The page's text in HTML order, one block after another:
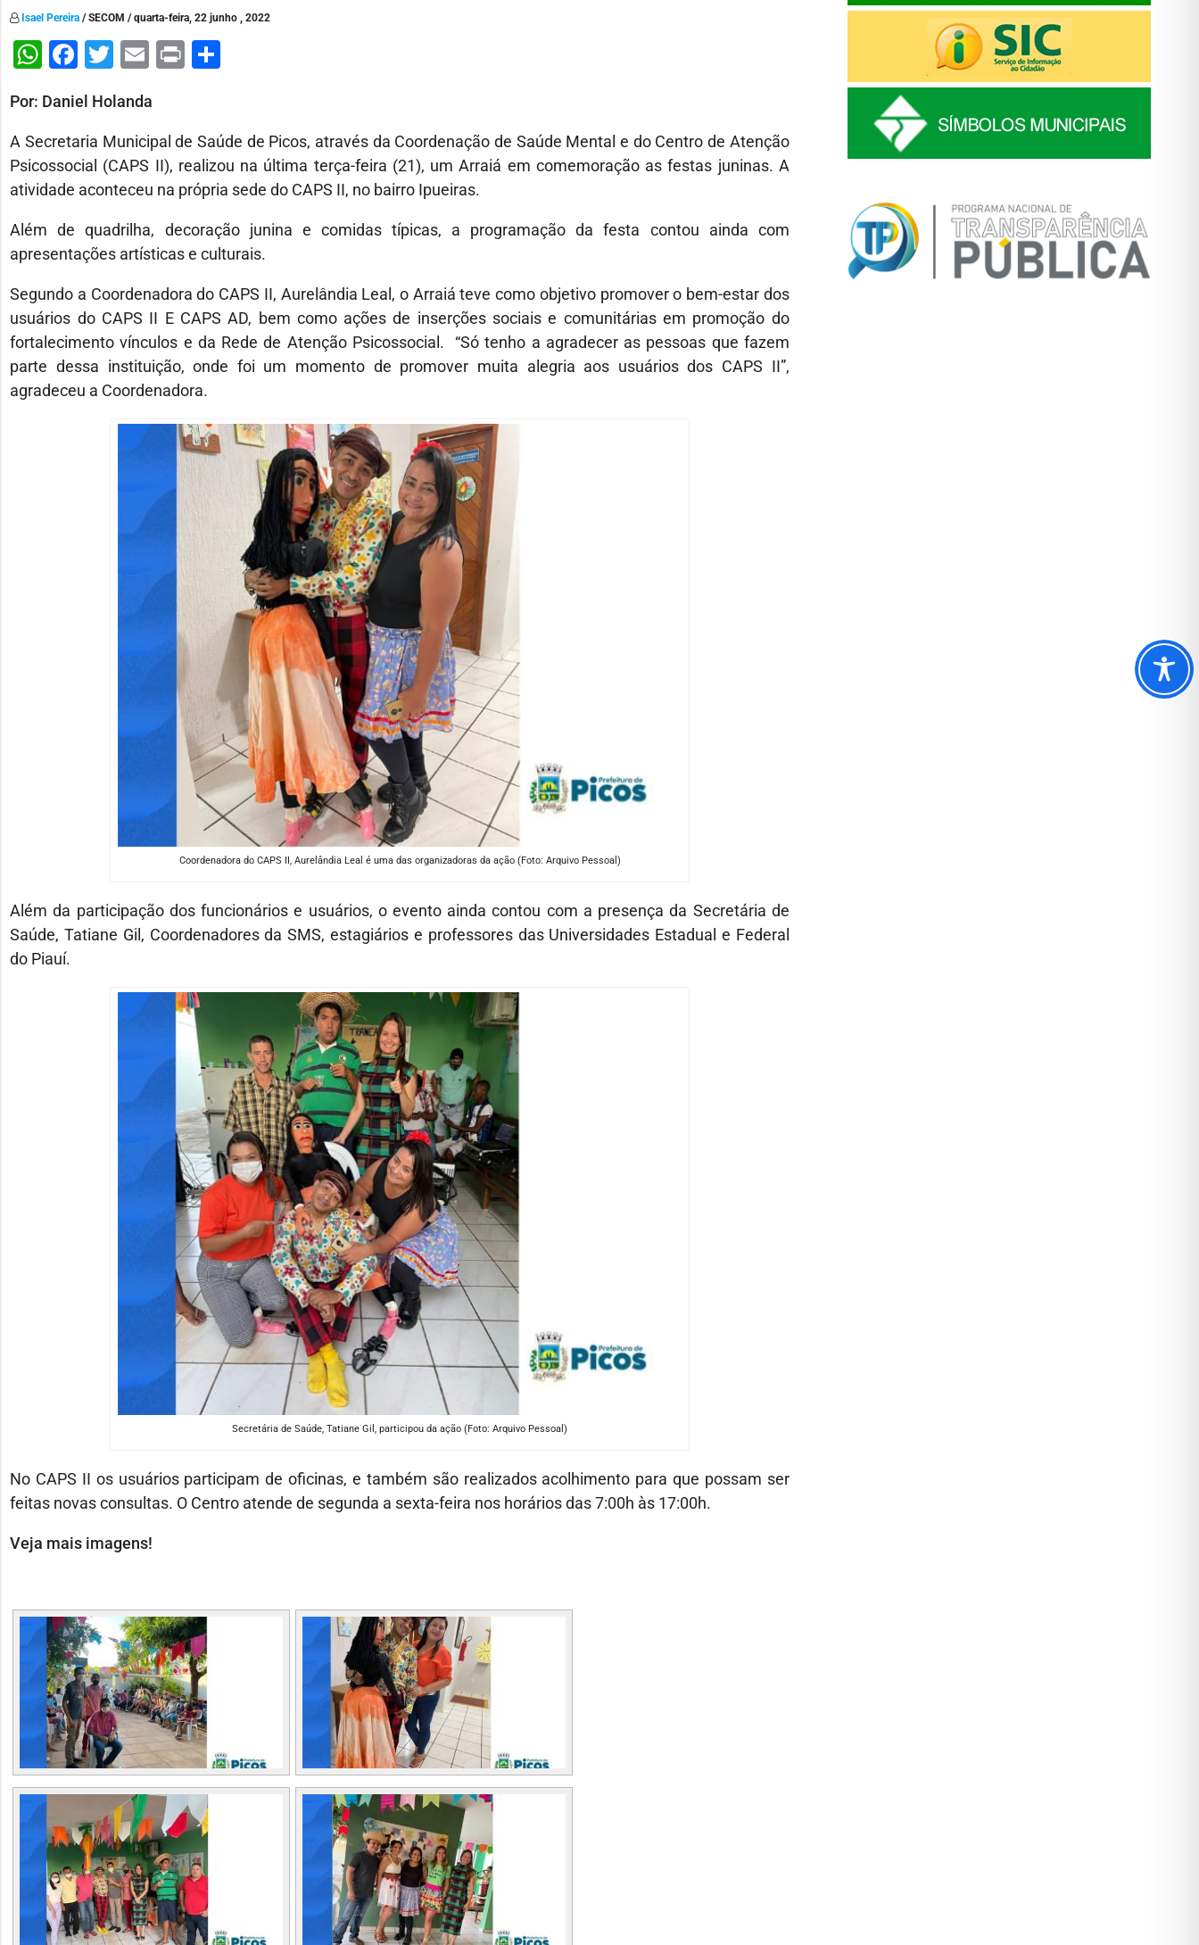
Isael Pereira / SECOM / quarta-feira, 22 junho , 2022
WhatsApp
Facebook
Twitter
Email
Print
Por: Daniel Holanda
A Secretaria Municipal de Saúde de Picos, através da Coordenação de Saúde Mental e do Centro de Atenção
Psicossocial (CAPS II), realizou na última terça-feira (21), um Arraiá em comemoração as festas juninas. A
atividade aconteceu na própria sede do CAPS II, no bairro Ipueiras.
Além de quadrilha, decoração junina e comidas típicas, a programação da festa contou ainda com
apresentações artísticas e culturais.
Segundo a Coordenadora do CAPS II, Aurelândia Leal, o Arraiá teve como objetivo promover o bem-estar dos
usuários do CAPS II E CAPS AD, bem como ações de inserções sociais e comunitárias em promoção do
fortalecimento vínculos e da Rede de Atenção Psicossocial. “Só tenho a agradecer as pessoas que fazem
parte dessa instituição, onde foi um momento de promover muita alegria aos usuários dos CAPS II”,
agradeceu a Coordenadora.
Coordenadora do CAPS II, Aurelândia Leal é uma das organizadoras da ação (Foto: Arquivo Pessoal)
Além da participação dos funcionários e usuários, o evento ainda contou com a presença da Secretária de
Saúde, Tatiane Gil, Coordenadores da SMS, estagiários e professores das Universidades Estadual e Federal
do Piauí.
Secretária de Saúde, Tatiane Gil, participou da ação (Foto: Arquivo Pessoal)
No CAPS II os usuários participam de oficinas, e também são realizados acolhimento para que possam ser
feitas novas consultas. O Centro atende de segunda a sexta-feira nos horários das 7:00h às 17:00h.
Veja mais imagens!